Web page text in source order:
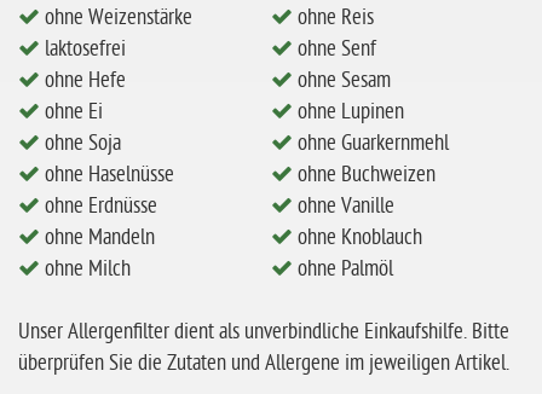
ohne Zuckerzusatz
ohne Reis
ohne Mais
ohne Senf
ohne Sesam
ohne Lupinen
ohne Buchweizen
ohne Weizenstärke
laktosefrei
ohne Hefe
ohne Ei
ohne Soja
ohne Haselnüsse
ohne Erdnüsse
ohne Mandeln
ohne Milch
ohne Reis
ohne Senf
ohne Sesam
ohne Lupinen
ohne Guarkernmehl
ohne Buchweizen
ohne Vanille
ohne Knoblauch
ohne Palmöl
Unser Allergenfilter dient als unverbindliche Einkaufshilfe. Bitte
überprüfen Sie die Zutaten und Allergene im jeweiligen Artikel.